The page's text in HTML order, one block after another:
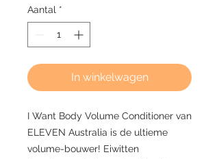
Aantal *
In winkelwagen
I Want Body Volume Conditioner van
ELEVEN Australia is de ultieme
volume-bouwer! Eiwitten